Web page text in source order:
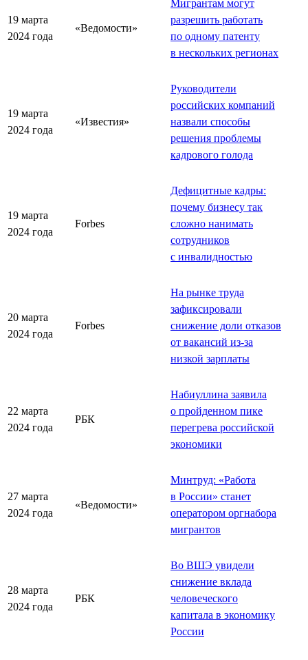
19 марта
2024 года
«Ведомости»
Мигрантам могут
разрешить работать
по одному патенту
в нескольких регионах
19 марта
2024 года
«Известия»
Руководители
российских компаний
назвали способы
решения проблемы
кадрового голода
19 марта
2024 года
Forbes
Дефицитные кадры:
почему бизнесу так
сложно нанимать
сотрудников
с инвалидностью
20 марта
2024 года
Forbes
На рынке труда
зафиксировали
снижение доли отказов
от вакансий из-за
низкой зарплаты
22 марта
2024 года
РБК
Набиуллина заявила
о пройденном пике
перегрева российской
экономики
27 марта
2024 года
«Ведомости»
Минтруд: «Работа
в России» станет
оператором оргнабора
мигрантов
28 марта
2024 года
РБК
Во ВШЭ увидели
снижение вклада
человеческого
капитала в экономику
России